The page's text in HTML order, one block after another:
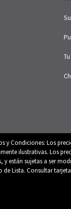
y Condiciones: Los
ilustrativas. Los
están sujetas a ser
Lista. Consultar